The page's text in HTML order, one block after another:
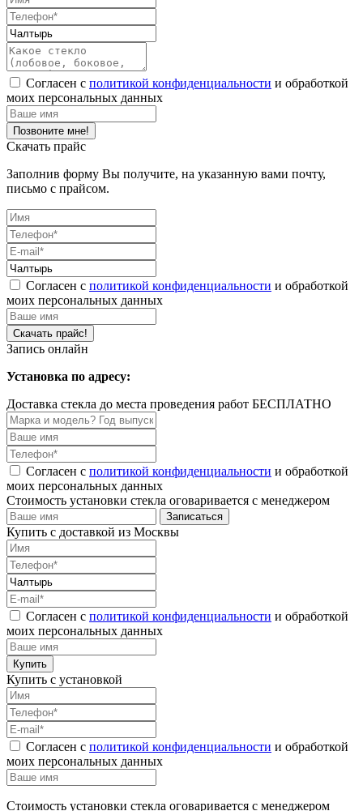
Согласен с политикой конфиденциальности и обработкой
моих персональных данных
Скачать прайс
Заполнив форму Вы получите, на указанную вами почту,
письмо с прайсом.
Согласен с политикой конфиденциальности и обработкой
моих персональных данных
Запись онлайн
Установка по адресу:
Доставка стекла до места проведения работ БЕСПЛАТНО
Согласен с политикой конфиденциальности и обработкой
моих персональных данных
Стоимость установки стекла оговаривается с менеджером
Купить с доставкой из Москвы
Согласен с политикой конфиденциальности и обработкой
моих персональных данных
Купить с установкой
Согласен с политикой конфиденциальности и обработкой
моих персональных данных
Стоимость установки стекла оговаривается с менеджером